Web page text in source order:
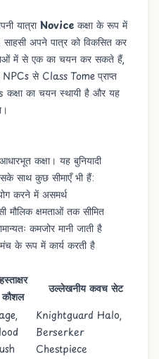
यात्राNovice कक्षा के रूप में
अपने पात्र को विकसित कर
में से एक का चयन कर सकते हैं,
NPCs से Class Tomeप्राप्त
का चयन स्थायी है और यह
कक्षा। यह बुनियादी
साथ कुछ सीमाएँ भी हैं:
करने में असमर्थ
मौलिक क्षमताओं तक सीमित
कमजोर मानी जाती है
मंच के रूप में कार्य करती है
कौशल
उल्लेखनीय कवच सेट
,
Knightguard Halo,
Berserker
Chestpiece